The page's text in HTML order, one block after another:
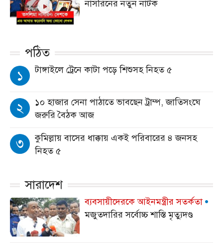
নাসরিনের নতুন নাটক
পঠিত
১ টাঙ্গাইলে ট্রেনে কাটা পড়ে শিশুসহ নিহত ৫
২
১০ হাজার সেনা পাঠাতে ভাবছেন ট্রাম্প, জাতিসংঘে
জরুরি বৈঠক আজ
৩
কুমিল্লায় বাসের ধাক্কায় একই পরিবারের ৪ জনসহ
নিহত ৫
সারাদেশ
‎ব্যবসায়ীদেরকে আইনমন্ত্রীর সতর্কতা
‎মজুতদারির সর্বোচ্চ শাস্তি মৃত্যুদণ্ড